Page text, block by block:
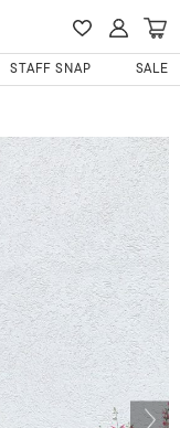
STAFF SNAP SALE